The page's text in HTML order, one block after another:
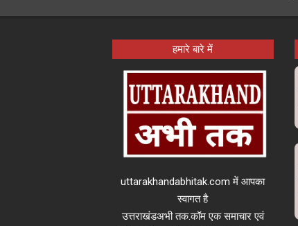
हमारे बारे में
uttarakhandabhitak.com में आपका
स्वागत है
उत्तराखंडअभी तक.कॉम एक समाचार एवं